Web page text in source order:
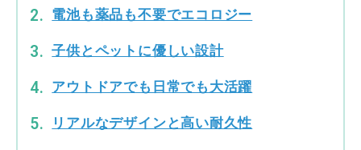
電池も薬品も不要でエコロジー
子供とペットに優しい設計
アウトドアでも日常でも大活躍
リアルなデザインと高い耐久性